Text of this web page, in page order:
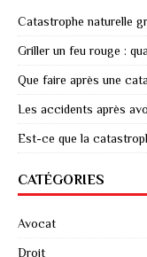
Catastrophe naturelle
Griller un feu rouge :
Que faire après une
Les accidents après
Est-ce que la
CATÉGORIES
Avocat
Droit